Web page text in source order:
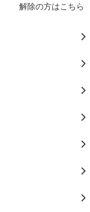
解除の方はこちら